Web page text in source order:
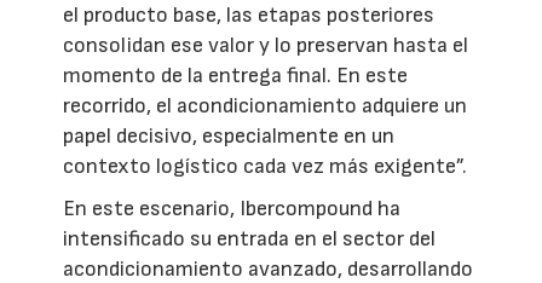
el producto base, las etapas posteriores
consolidan ese valor y lo preservan hasta el
momento de la entrega final. En este
recorrido, el acondicionamiento adquiere un
papel decisivo, especialmente en un
contexto logístico cada vez más exigente”.
En este escenario, Ibercompound ha
intensificado su entrada en el sector del
acondicionamiento avanzado, desarrollando